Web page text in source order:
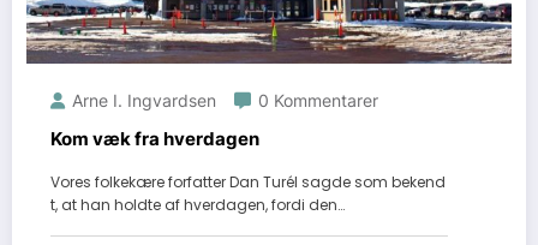
Arne I. Ingvardsen 0 Kommentarer
Kom væk fra hverdagen
Vores folkekære forfatter Dan Turél sagde som bekend
t, at han holdte af hverdagen, fordi den…